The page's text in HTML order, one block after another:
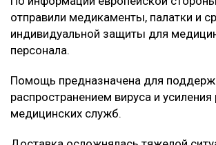
отправили медикаменты, палатки и
индивидуальной защиты для
персонала.
Помощь предназначена для
распространением вируса и
медицинских служб.